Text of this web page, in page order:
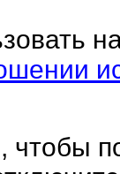
чтобы